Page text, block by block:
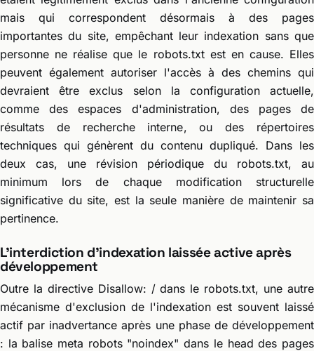
mais qui correspondent désormais à des pages
importantes du site, empêchant leur indexation sans que
personne ne réalise que le robots.txt est en cause. Elles
peuvent également autoriser l'accès à des chemins qui
devraient être exclus selon la configuration actuelle,
comme des espaces d'administration, des pages de
résultats de recherche interne, ou des répertoires
techniques qui génèrent du contenu dupliqué. Dans les
deux cas, une révision périodique du robots.txt, au
minimum lors de chaque modification structurelle
significative du site, est la seule manière de maintenir sa
pertinence.
L'interdiction d'indexation laissée active après
développement
Outre la directive Disallow: / dans le robots.txt, une autre
mécanisme d'exclusion de l'indexation est souvent laissé
actif par inadvertance après une phase de développement
: la balise meta robots "noindex" dans le head des pages